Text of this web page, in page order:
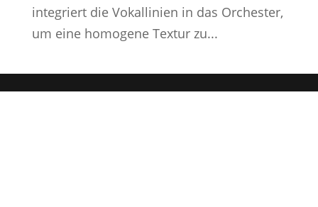
integriert die Vokallinien in das Orchester,
um eine homogene Textur zu...